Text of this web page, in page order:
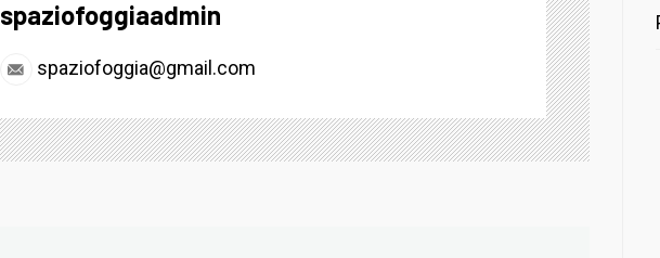
spaziofoggiaadmin
spaziofoggia@gmail.com